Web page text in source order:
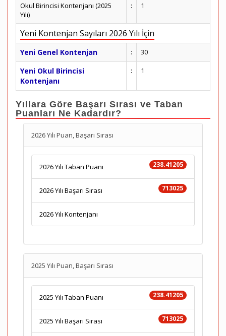
Okul Birincisi Kontenjanı (2025
Yılı)
: 1
Yeni Kontenjan Sayıları 2026 Yılı İçin
Yeni Genel Kontenjan : 30
Yeni Okul Birincisi
Kontenjanı
: 1
Yıllara Göre Başarı Sırası ve Taban
Puanları Ne Kadardır?
2026 Yılı Puan, Başarı Sırası
238.41205
2026 Yılı Taban Puanı
713025
2026 Yılı Başarı Sırası
2026 Yılı Kontenjanı
2025 Yılı Puan, Başarı Sırası
238.41205
2025 Yılı Taban Puanı
713025
2025 Yılı Başarı Sırası